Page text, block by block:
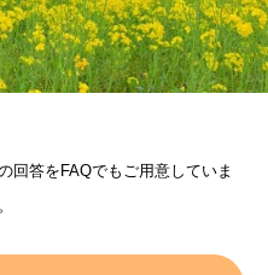
回答をFAQでもご用意していま